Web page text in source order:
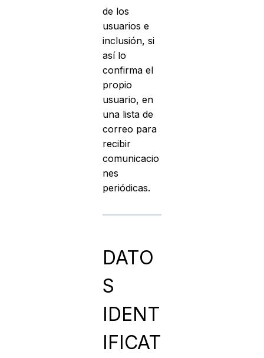
de los
usuarios e
inclusión, si
así lo
confirma el
propio
usuario, en
una lista de
correo para
recibir
comunicacio
nes
periódicas.
DATO
S
IDENT
IFICAT